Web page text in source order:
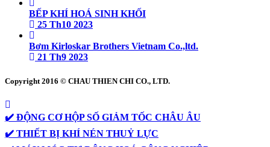
BẾP KHÍ HOÁ SINH KHỐI
25 Th10 2023
Bơm Kirloskar Brothers Vietnam Co.,ltd.
21 Th9 2023
Copyright 2016 © CHAU THIEN CHI CO., LTD.
✔️ ĐỘNG CƠ HỘP SỐ GIẢM TỐC CHÂU ÂU
✔️ THIẾT BỊ KHÍ NÉN THUỶ LỰC